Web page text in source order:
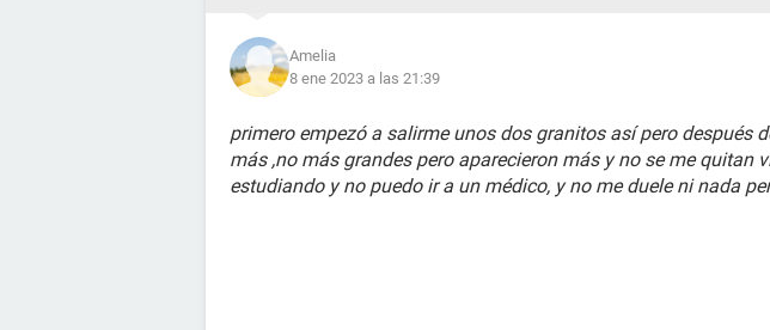
Amelia
8 ene 2023 a las 21:39
primero empezó a salirme unos dos granitos así pero después
más ,no más grandes pero aparecieron más y no se me quitan
estudiando y no puedo ir a un médico, y no me duele ni nada